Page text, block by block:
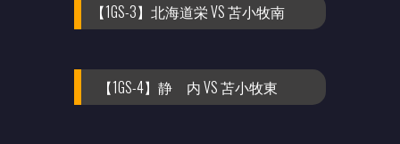
【1GS-3】北海道栄 VS 苫小牧南
【1GS-4】静 内 VS 苫小牧東